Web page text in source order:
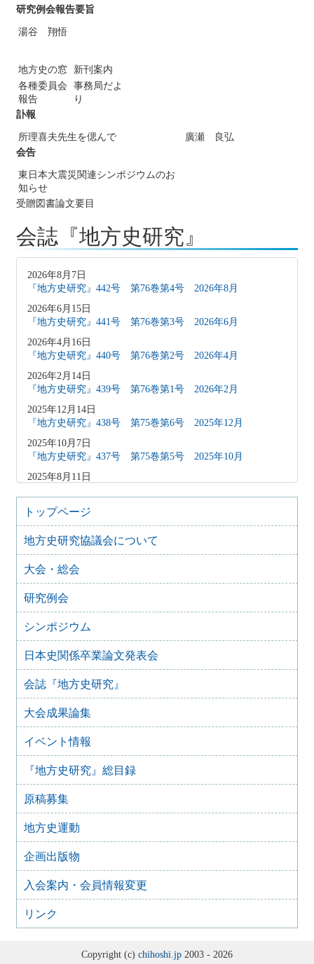
研究例会報告要旨
湯谷 翔悟
地方史の窓
新刊案内
各種委員会
報告
事務局だよ
り
訃報
所理喜夫先生を偲んで
廣瀬 良弘
会告
東日本大震災関連シンポジウムのお
知らせ
受贈図書論文要目
会誌『地方史研究』
2026年8月7日
『地方史研究』442号 第76巻第4号 2026年8月
2026年6月15日
『地方史研究』441号 第76巻第3号 2026年6月
2026年4月16日
『地方史研究』440号 第76巻第2号 2026年4月
2026年2月14日
『地方史研究』439号 第76巻第1号 2026年2月
2025年12月14日
『地方史研究』438号 第75巻第6号 2025年12月
2025年10月7日
『地方史研究』437号 第75巻第5号 2025年10月
2025年8月11日
2025年8月10日
「原稿募集」を変更致しました
2025年6月9日
『地方史研究』435号 第75巻第3号 2025年6月
2025年4月9日
『地方史研究』434号 第75巻第2号 2025年4月
2025年2月10日
『地方史研究』433号 第75巻第1号 2025年2月
『地方史研究』432号 第74巻第6号 2024年12月
2024年11月21日
『地方史研究』431号 第74巻第5号 2024年10月
2024年11月20日
『地方史研究』430号 第74巻第4号 2024年8月
2024年6月4日
『地方史研究』429号 第75巻第3号 2024年6月
2024年6月4日
『地方史研究』428号 第74巻第2号 2024年4月
2024年6月4日
『地方史研究』427号 第74巻第1号 2024年2月
『地方史研究』426号 第73巻第6号 2023年12月
2023年12月24日
『地方史研究』425号 第73巻第5号 2023年10月
2023年8月15日
『地方史研究』424号 第73巻第4号 2023年8月
『地方史研究』423号 第73巻第3号 2023年6月
トップページ
地方史研究協議会について
大会・総会
研究例会
シンポジウム
日本史関係卒業論文発表会
会誌『地方史研究』
大会成果論集
イベント情報
『地方史研究』総目録
原稿募集
地方史運動
企画出版物
入会案内・会員情報変更
リンク
Copyright (c) chihoshi.jp 2003 - 2026